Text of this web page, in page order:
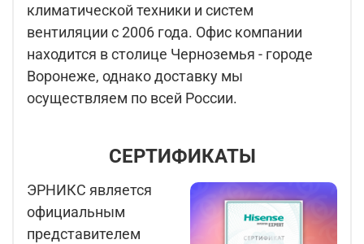
климатической техники и систем
вентиляции с 2006 года. Офис компании
находится в столице Черноземья - городе
Воронеже, однако доставку мы
осуществляем по всей России.
СЕРТИФИКАТЫ
ЭРНИКС является
официальным
представителем